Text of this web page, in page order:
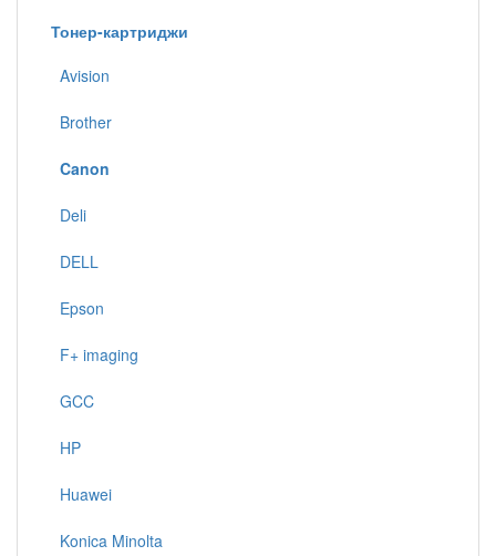
Тонер-картриджи
Avision
Brother
Canon
Deli
DELL
Epson
F+ imaging
GCC
HP
Huawei
Konica Minolta